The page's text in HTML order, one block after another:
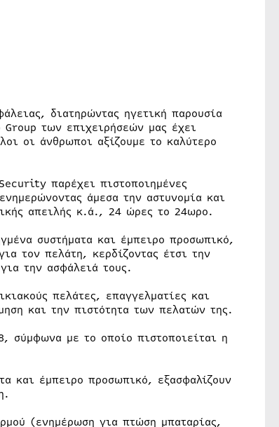
διατηρώντας ηγετική παρουσία
των επιχειρήσεών μας έχει
οι άνθρωποι αξίζουμε το καλύτερο
παρέχει πιστοποιημένες
άμεσα την αστυνομία και
απειλής κ.ά., 24 ώρες το 24ωρο.
συστήματα και έμπειρο προσωπικό,
τον πελάτη, κερδίζοντας έτσι την
την ασφάλειά τους.
πελάτες, επαγγελματίες και
και την πιστότητα των πελατών της.
σύμφωνα με το οποίο πιστοποιείται η
και έμπειρο προσωπικό, εξασφαλίζουν
(ενημέρωση για πτώση μπαταρίας,